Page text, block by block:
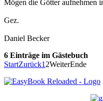
Mögen die Götter aufnehmen
Gez.
Daniel Becker
6 Einträge im Gästebuch
StartZurück1 2WeiterEnde